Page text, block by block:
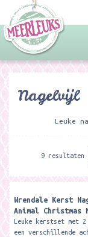
Nagelvijl
Leuke
9 resultaten
Wrendale Kerst
Animal Christmas
Leuke kerstset met
een verschillende